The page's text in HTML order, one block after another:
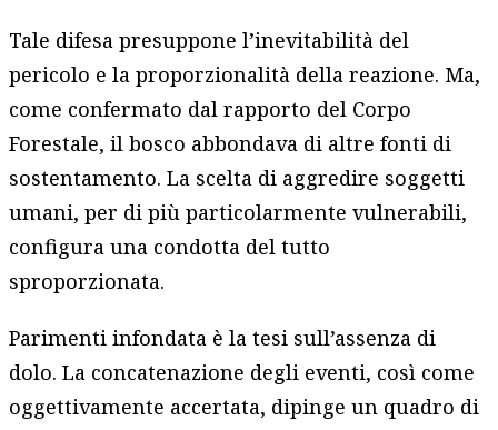
Tale difesa presuppone l’inevitabilità del
pericolo e la proporzionalità della reazione. Ma,
come confermato dal rapporto del Corpo
Forestale, il bosco abbondava di altre fonti di
sostentamento. La scelta di aggredire soggetti
umani, per di più particolarmente vulnerabili,
configura una condotta del tutto
sproporzionata.
Parimenti infondata è la tesi sull’assenza di
dolo. La concatenazione degli eventi, così come
oggettivamente accertata, dipinge un quadro di